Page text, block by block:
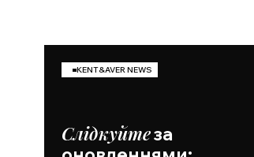
KENT&AVER NEWS
Слідкуйтеза